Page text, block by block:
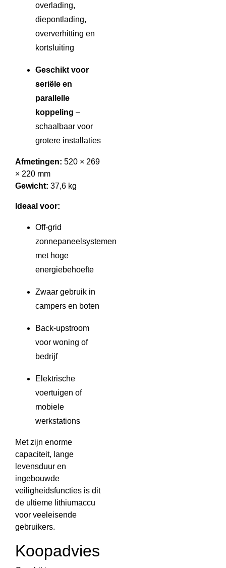
overlading,
diepontlading,
oververhitting en
kortsluiting
Geschikt voor
seriële en
parallelle
koppeling –
schaalbaar voor
grotere installaties
Afmetingen: 520 × 269
× 220 mm
Gewicht: 37,6 kg
Ideaal voor:
Off-grid
zonnepaneelsystemen
met hoge
energiebehoefte
Zwaar gebruik in
campers en boten
Back-upstroom
voor woning of
bedrijf
Elektrische
voertuigen of
mobiele
werkstations
Met zijn enorme
capaciteit, lange
levensduur en
ingebouwde
veiligheidsfuncties is dit
de ultieme lithiumaccu
voor veeleisende
gebruikers.
Koopadvies